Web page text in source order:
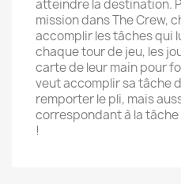
atteindre la destination.
mission dans The Crew,
accomplir les tâches qui
chaque tour de jeu, les
carte de leur main pour
veut accomplir sa tâche
remporter le pli, mais
correspondant à la
!